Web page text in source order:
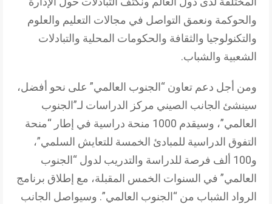
والحوكمة ونعمق التواصل في مجالات التعليم والعلوم
والتكنولوجيا والثقافة والحكومات المحلية والتبادلات
الشعبية والشباب.
ومن أجل دعم تعاون “الجنوب العالمي” على نحو أفضل،
سينشئ الجانب الصيني مركز الدراسات لـ”الجنوب
العالمي”، وسيقدم 1000 منحة دراسية في إطار “منحة
التفوق الدراسية للمبادئ الخمسة للتعايش السلمي”،
و100 ألف فرصة للدراسة والتدريب لدول “الجنوب
العالمي” في السنوات الخمس المقبلة، مع إطلاق برنامج
الرواد الشباب من “الجنوب العالمي”. وسيواصل الجانب